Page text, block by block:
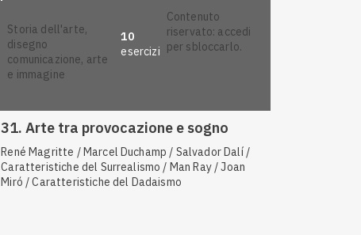
Anteprima
storia dell'arte,
disegno
comunicazione, arte
e immagine
10
esercizi
contenuto
riservato: accedi
per sbloccarlo.
31. Arte tra provocazione e sogno
René Magritte / Marcel Duchamp / Salvador Dalí /
Caratteristiche del Surrealismo / Man Ray / Joan
Miró / Caratteristiche del Dadaismo